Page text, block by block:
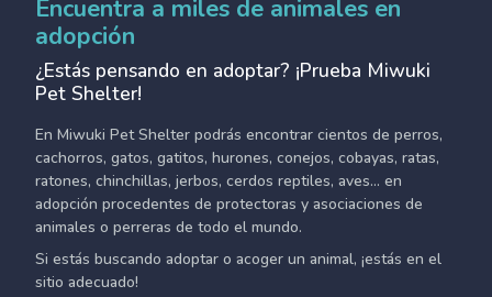
Encuentra a miles de animales en
adopción
¿Estás pensando en adoptar? ¡Prueba Miwuki
Pet Shelter!
En Miwuki Pet Shelter podrás encontrar cientos de perros,
cachorros, gatos, gatitos, hurones, conejos, cobayas, ratas,
ratones, chinchillas, jerbos, cerdos reptiles, aves... en
adopción procedentes de protectoras y asociaciones de
animales o perreras de todo el mundo.
Si estás buscando adoptar o acoger un animal, ¡estás en el
sitio adecuado!